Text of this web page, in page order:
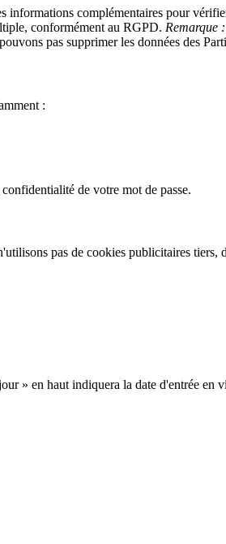
informations complémentaires pour
conformément au RGPD. Remarque :
pas supprimer les données des
:
de votre mot de passe.
pas de cookies publicitaires tiers,
» en haut indiquera la date d'entrée en